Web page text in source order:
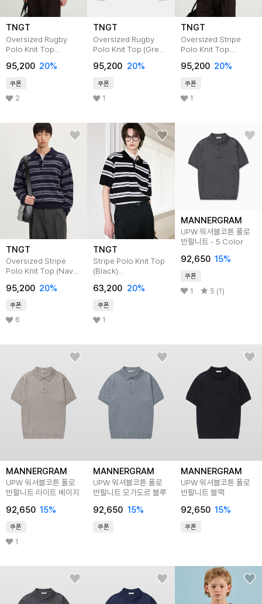
TNGT
Oversized Rugby
Polo Knit Top
TNSW5F116W2
95,200 20%
쿠폰
2
TNGT
Oversized Rugby
Polo Knit Top (Grey)
95,200 20%
쿠폰
1
TNGT
Oversized Stripe
Polo Knit Top
TNSW5F112W2
95,200 20%
쿠폰
1
TNGT
Oversized Stripe
Polo Knit Top (Navy)
95,200 20%
쿠폰
6
TNGT
Stripe Polo Knit Top
(Black)
63,200 20%
쿠폰
1
MANNERGRAM
UPW 워셔블코튼 폴로
반팔니트 - 5 Color
92,650 15%
쿠폰
1 5 (1)
MANNERGRAM
UPW 워셔블코튼 폴로
반팔니트 라이트 베이지
92,650 15%
쿠폰
1
MANNERGRAM
UPW 워셔블코튼 폴로
반팔니트 모가도르 블루
92,650 15%
쿠폰
MANNERGRAM
UPW 워셔블코튼 폴로
반팔니트 블랙
92,650 15%
쿠폰